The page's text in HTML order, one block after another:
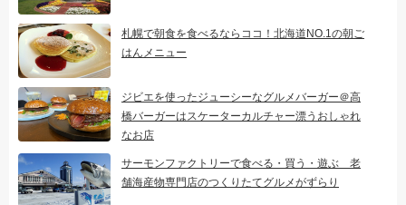
札幌で朝食を食べるならココ！北海道NO.1の朝ご
はんメニュー
ジビエを使ったジューシーなグルメバーガー＠高
橋バーガーはスケーターカルチャー漂うおしゃれ
なお店
サーモンファクトリーで食べる・買う・遊ぶ 老
舗海産物専門店のつくりたてグルメがずらり